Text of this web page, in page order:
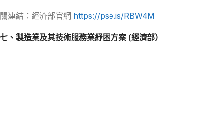
關連結：經濟部官網 https://pse.is/RBW4M
七、製造業及其技術服務業紓困方案 (經濟部）